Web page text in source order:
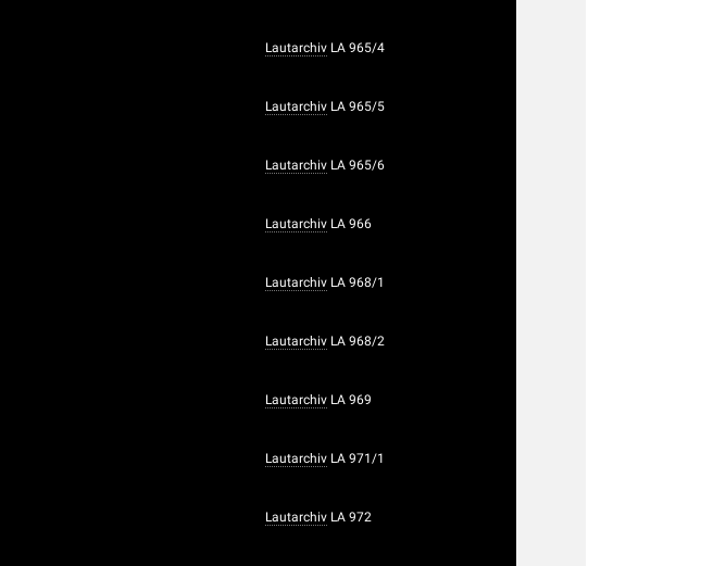
Lautarchiv LA 965/4
Lautarchiv LA 965/5
Lautarchiv LA 965/6
Lautarchiv LA 966
Lautarchiv LA 968/1
Lautarchiv LA 968/2
Lautarchiv LA 969
Lautarchiv LA 971/1
Lautarchiv LA 972